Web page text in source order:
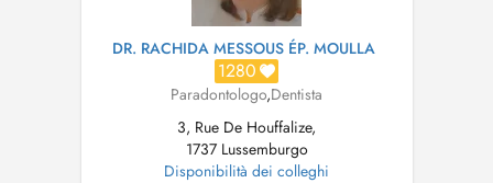
DR. RACHIDA MESSOUS ÉP. MOULLA
1280
Paradontologo,Dentista
3, Rue De Houffalize,
1737 Lussemburgo
Disponibilità dei colleghi